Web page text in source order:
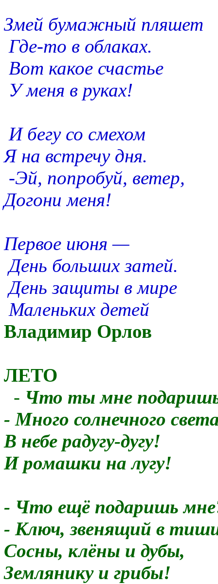
Змей бумажный пляшет
Где-то в облаках.
Вот какое счастье
У меня в руках!
И бегу со смехом
Я на встречу дня.
-Эй, попробуй, ветер,
Догони меня!
Первое июня —
День больших затей.
День защиты в мире
Маленьких детей
Владимир Орлов
ЛЕТО
- Что ты мне
- Много солнечного
В небе pадyгy-дyгy!
И ромашки на лyгy!
- Что ещё подаришь
- Ключ, звенящий в
Сосны, клёны и дубы,
Землянику и грибы!